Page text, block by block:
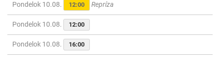
Pondelok 10.08. 12:00 Repríza
Pondelok 10.08. 12:00
Pondelok 10.08. 16:00